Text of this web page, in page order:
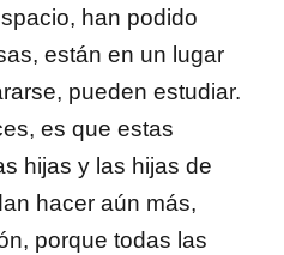
han podido
están en un lugar
pueden estudiar.
es que estas
hijas y las hijas de
hacer aún más,
porque todas las